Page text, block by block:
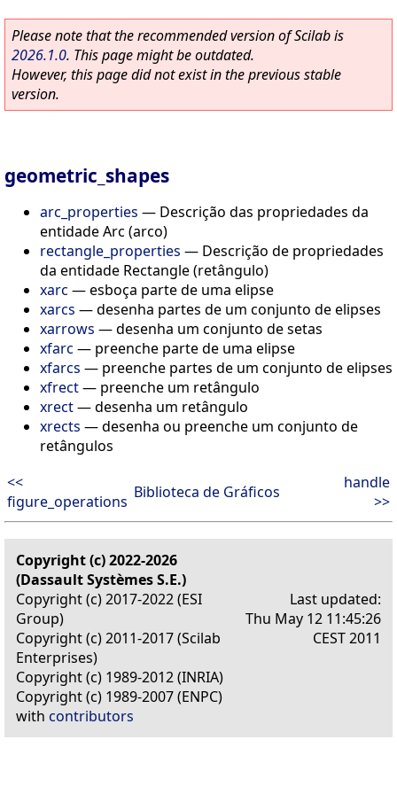
Please note that the recommended version of Scilab is
2026.1.0. This page might be outdated.
However, this page did not exist in the previous stable
version.
geometric_shapes
arc_properties — Descrição das propriedades da
entidade Arc (arco)
rectangle_properties — Descrição de propriedades
da entidade Rectangle (retângulo)
xarc —esboça parte de uma elipse
xarcs —desenha partes de um conjunto de elipses
xarrows —desenha um conjunto de setas
xfarc — preenche parte de uma elipse
xfarcs — preenche partes de um conjunto de elipses
xfrect— preenche um retângulo
xrect—desenha um retângulo
xrects —desenha ou preenche um conjunto de
retângulos
<<
figure_operations Biblioteca de Gráficos
handle
>>
Copyright (c) 2022-2026
(Dassault Systèmes S.E.)
Copyright (c) 2017-2022 (ESI
Group)
Copyright (c) 2011-2017 (Scilab
Enterprises)
Copyright (c) 1989-2012 (INRIA)
Copyright (c) 1989-2007 (ENPC)
with contributors
Last updated:
Thu May 12 11:45:26
CEST 2011